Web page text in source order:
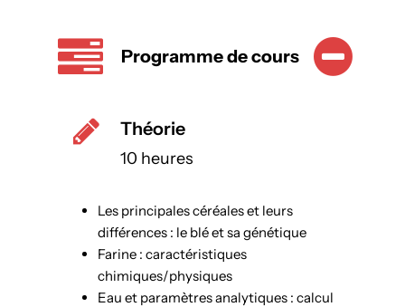
Programme de cours
Théorie
10 heures
Les principales céréales et leurs
différences : le blé et sa génétique
Farine : caractéristiques
chimiques/physiques
Eau et paramètres analytiques : calcul